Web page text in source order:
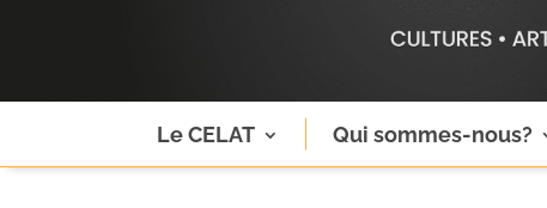
Le CELAT Qui sommes-nous?